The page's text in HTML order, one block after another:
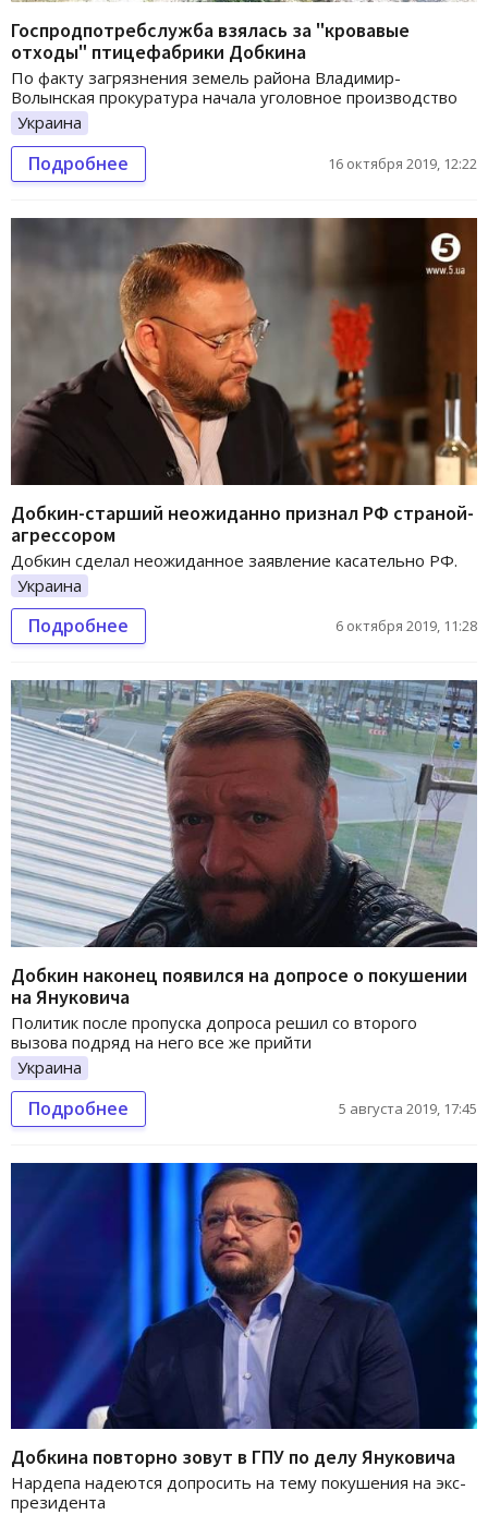
Госпродпотребслужба взялась за "кровавые
отходы" птицефабрики Добкина
По факту загрязнения земель района Владимир-
Волынская прокуратура начала уголовное производство
Украина
Подробнее 16 октября 2019, 12:22
Добкин-старший неожиданно признал РФ страной-
агрессором
Добкин сделал неожиданное заявление касательно РФ.
Украина
Подробнее 6 октября 2019, 11:28
Добкин наконец появился на допросе о покушении
на Януковича
Политик после пропуска допроса решил со второго
вызова подряд на него все же прийти
Украина
Подробнее 5 августа 2019, 17:45
Добкина повторно зовут в ГПУ по делу Януковича
Нардепа надеются допросить на тему покушения на экс-
президента